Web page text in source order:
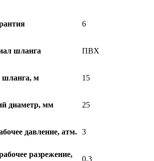
6
шланга ПВХ
шланга, м 15
диаметр, мм 25
давление, атм. 3
разрежение,
0.3